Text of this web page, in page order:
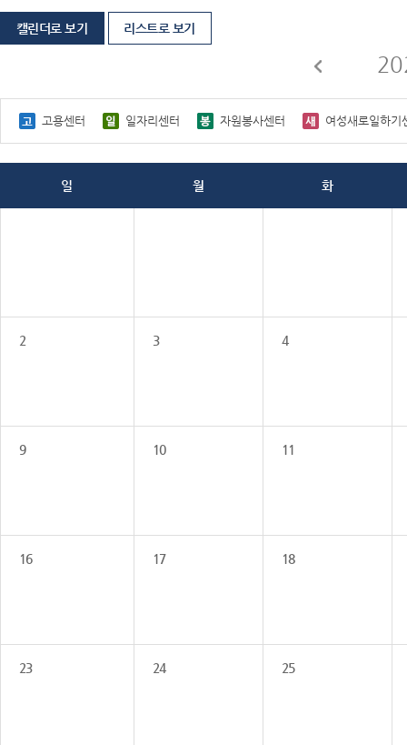
캘린더로 보기 리스트로 보기
고용센터 일자리센터 자원봉사센터 여성새로일하기
일 월 화
2 3 4
9 10 11
16 17 18
23 24 25